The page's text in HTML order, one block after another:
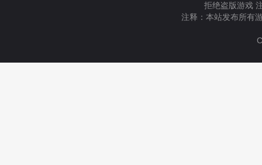
拒绝盗版游戏
注释：本站发布所有